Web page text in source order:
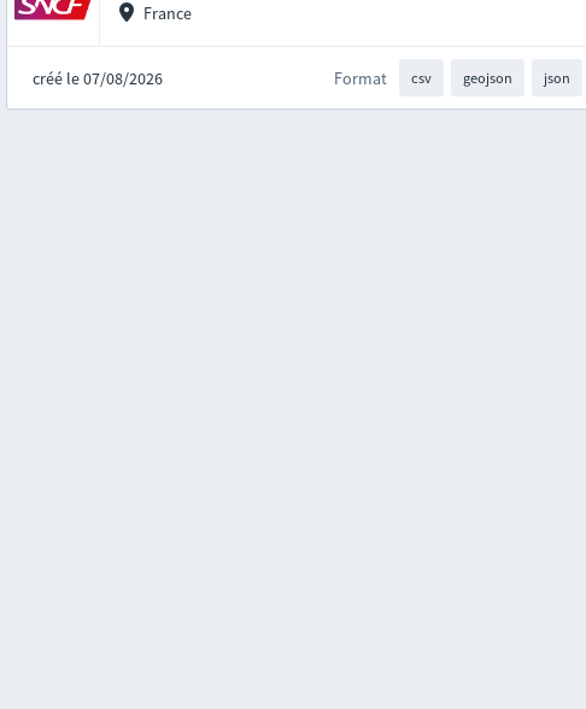
France
créé le 07/08/2026 Format csv geojson json